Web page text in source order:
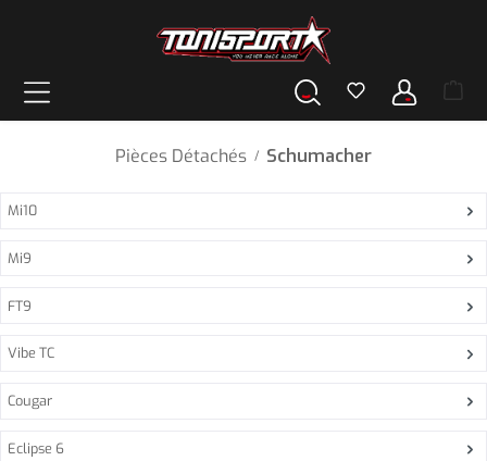
Pièces Détachés / Schumacher
Mi10
Mi9
FT9
Vibe TC
Cougar
Eclipse 6